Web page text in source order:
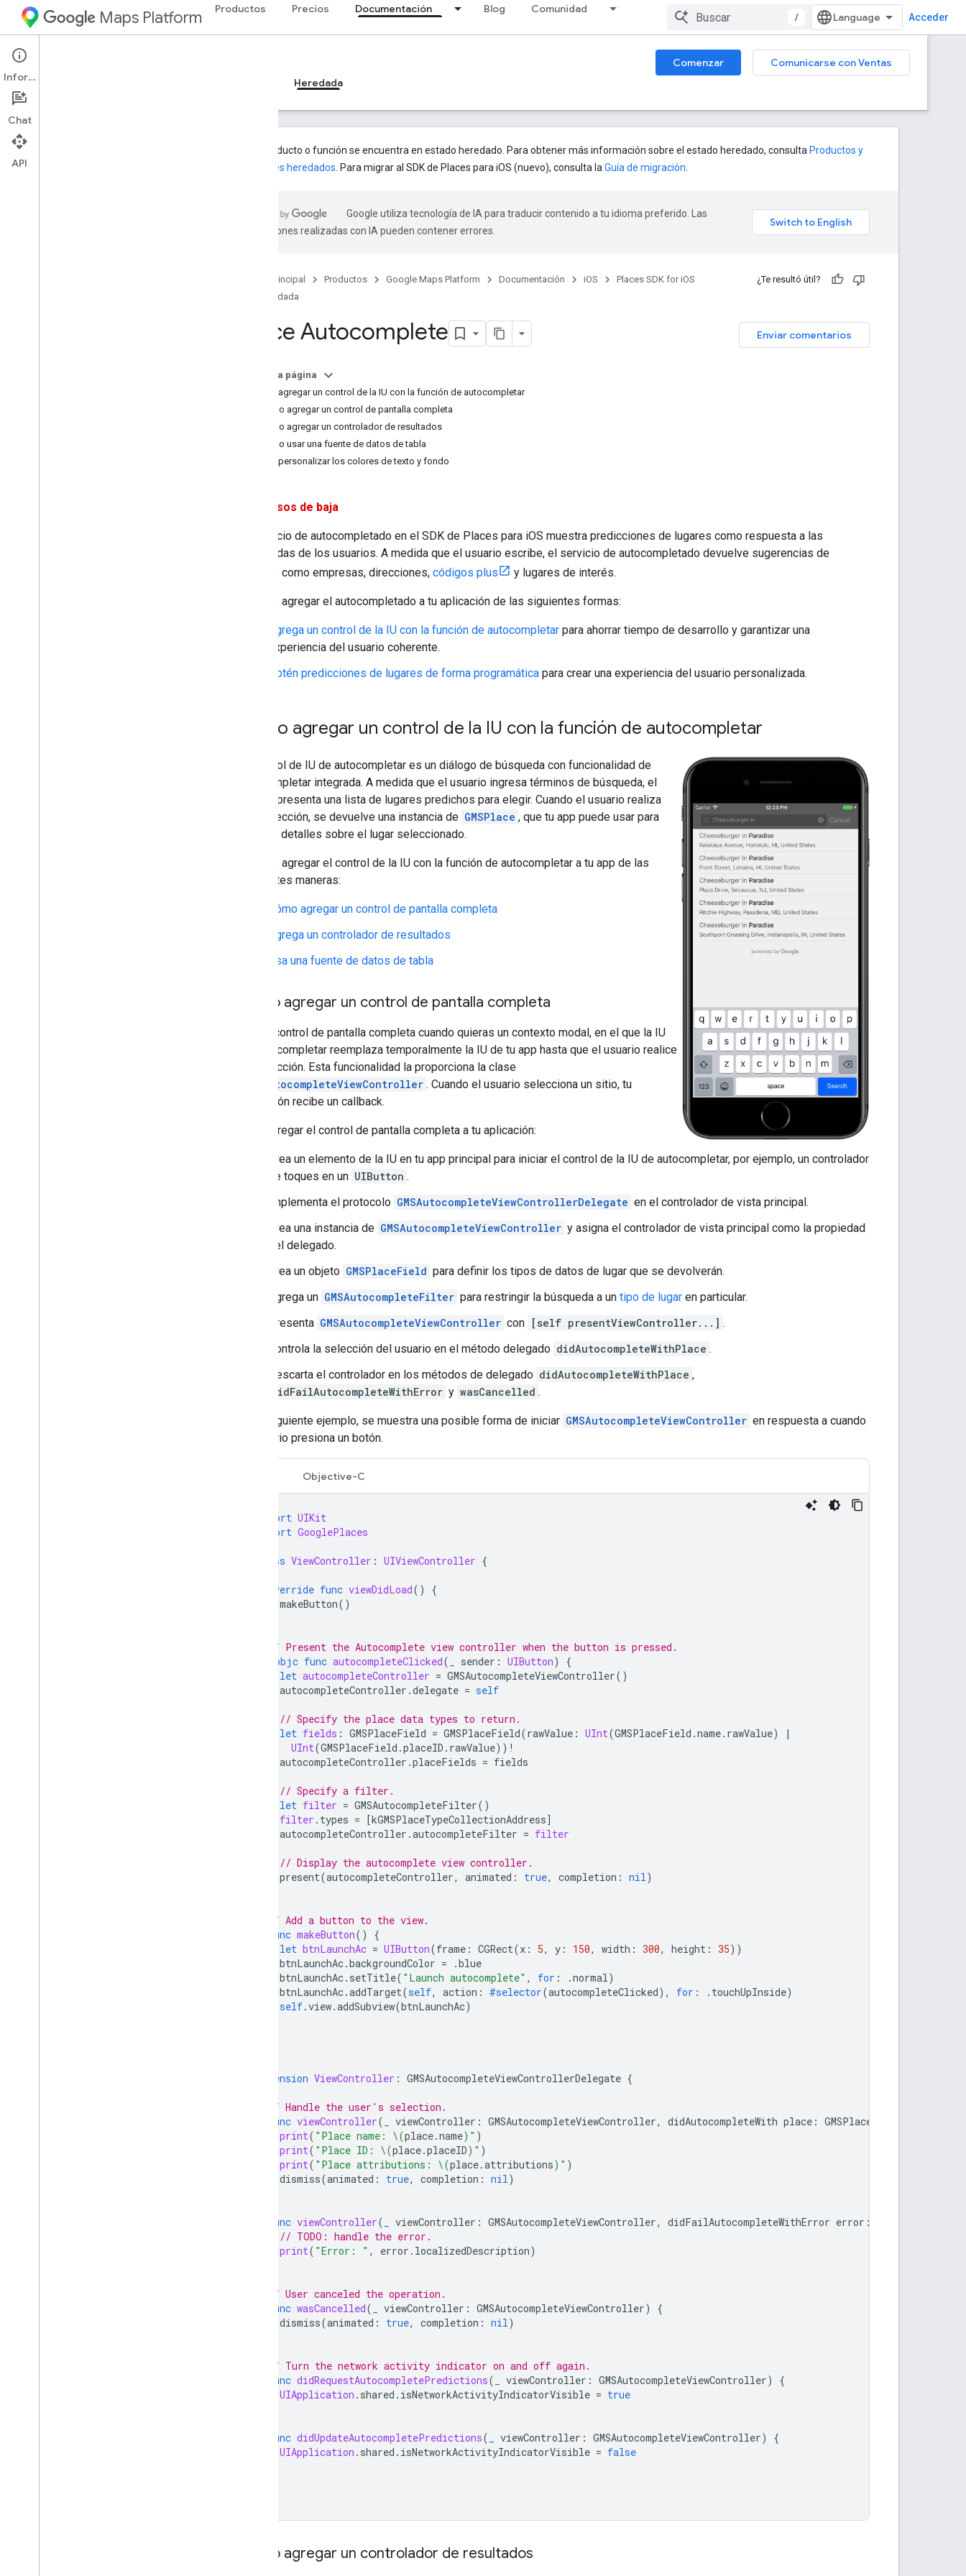
Maps Platform Productos Precios Documentación Blog Comunidad
/ Acceder
iOS Comenzar
Comunicarse con Ventas
Guías
Heredada
Este producto o función se encuentra en estado heredado. Para obtener más información sobre el estado heredado, consulta Productos y
funciones heredados . Para migrar al SDK de Places para iOS (nuevo), consulta la Guía de migración
Google utiliza tecnología de IA para traducir contenido a tu idioma preferido. Las
traducciones realizadas con IA pueden contener errores.
Página principal Productos Google Maps Platform Documentación iOS
Places SDK for iOS
Heredada
¿Te resultó útil?
Enviar comentarios
Place Autocomplete
En esta página
Cómo agregar un control de la IU con la función de autocompletar
Cómo agregar un control de pantalla completa
Cómo agregar un controlador de resultados
Cómo usar una fuente de datos de tabla
Cómo personalizar los colores de texto y fondo
Avisos de baja
El servicio de autocompletado en el SDK de Places para iOS muestra predicciones de lugares como respuesta a las
búsquedas de los usuarios. A medida que el usuario escribe, el servicio de autocompletado devuelve sugerencias de
lugares, como empresas, direcciones, códigos plus y lugares de interés.
Puedes agregar el autocompletado a tu aplicación de las siguientes formas:
Agrega un control de la IU con la función de autocompletar para ahorrar tiempo de desarrollo y garantizar una
experiencia del usuario coherente.
Obtén predicciones de lugares de forma programática para crear una experiencia del usuario personalizada.
Cómo agregar un control de la IU con la función de autocompletar
El control de IU de autocompletar es un diálogo de búsqueda con funcionalidad de
autocompletar integrada. A medida que el usuario ingresa términos de búsqueda, el
control presenta una lista de lugares predichos para elegir. Cuando el usuario realiza
una selección, se devuelve una instancia de GMSPlace , que tu app puede usar para
obtener detalles sobre el lugar seleccionado.
Puedes agregar el control de la IU con la función de autocompletar a tu app de las
siguientes maneras:
Cómo agregar un control de pantalla completa
Agrega un controlador de resultados
Usa una fuente de datos de tabla
Cómo agregar un control de pantalla completa
Usa el control de pantalla completa cuando quieras un contexto modal, en el que la IU
de autocompletar reemplaza temporalmente la IU de tu app hasta que el usuario realice
su selección. Esta funcionalidad la proporciona la clase
GMSAutocompleteViewController . Cuando el usuario selecciona un sitio, tu
aplicación recibe un callback.
Para agregar el control de pantalla completa a tu aplicación:
Crea un elemento de la IU en tu app principal para iniciar el control de la IU de autocompletar, por ejemplo, un controlador
de toques en un UIButton .
Implementa el protocolo GMSAutocompleteViewControllerDelegate en el controlador de vista principal.
Crea una instancia de GMSAutocompleteViewController y asigna el controlador de vista principal como la propiedad
del delegado.
Crea un objeto GMSPlaceField para definir los tipos de datos de lugar que se devolverán.
Agrega un GMSAutocompleteFilter para restringir la búsqueda a un tipo de lugar en particular.
Presenta GMSAutocompleteViewController con [self presentViewController...] .
Controla la selección del usuario en el método delegado didAutocompleteWithPlace .
Descarta el controlador en los métodos de delegado didAutocompleteWithPlace ,
didFailAutocompleteWithError y wasCancelled .
En el siguiente ejemplo, se muestra una posible forma de iniciar GMSAutocompleteViewController en respuesta a cuando
el usuario presiona un botón.
Objective-C
import UIKit
import GooglePlaces
class ViewController : UIViewController {
override func viewDidLoad()
{
makeButton()
// Present the Autocomplete view controller when the button is pressed.
@objc func autocompleteClicked( sender : UIButton)
{
let autocompleteController = GMSAutocompleteViewController()
autocompleteController .delegate = self
// Specify the place data types to return.
let fields : GMSPlaceField = GMSPlaceField(rawValue : UInt(GMSPlaceField .name. rawValue)
|
UInt(GMSPlaceField .placeID . rawValue)) !
autocompleteController .placeFields = fields
// Specify a filter.
let filter = GMSAutocompleteFilter()
filter . types = [kGMSPlaceTypeCollectionAddress]
autocompleteController .autocompleteFilter = filter
// Display the autocomplete view controller.
present(autocompleteController, animated : true, completion : nil)
// Add a button to the view.
func makeButton()
{
let btnLaunchAc = UIButton(frame : CGRect(x : 5, y : 150, width : 300, height : 35))
btnLaunchAc.backgroundColor = .blue
btnLaunchAc. setTitle( "Launch autocomplete" , for : .normal)
btnLaunchAc.addTarget(self, action : #selector(autocompleteClicked), for : . touchUpInside)
self.view.addSubview(btnLaunchAc)
extension ViewController : GMSAutocompleteViewControllerDelegate {
// Handle the user's selection.
func viewController( viewController : GMSAutocompleteViewController, didAutocompleteWith place : GMSPlace
print( "Place name: \(place.name) " )
print( "Place ID: \(place.placeID) " )
print( "Place attributions: \(place.attributions) " )
dismiss(animated : true, completion : nil)
func viewController( viewController : GMSAutocompleteViewController, didFailAutocompleteWithError error :
// TODO: handle the error.
print( "Error: " , error . localizedDescription)
// User canceled the operation.
func wasCancelled( viewController : GMSAutocompleteViewController)
{
dismiss(animated : true, completion : nil)
// Turn the network activity indicator on and off again.
func didRequestAutocompletePredictions( viewController : GMSAutocompleteViewController)
{
UIApplication . shared . isNetworkActivityIndicatorVisible = true
func didUpdateAutocompletePredictions( viewController : GMSAutocompleteViewController)
{
UIApplication . shared . isNetworkActivityIndicatorVisible = false
Cómo agregar un controlador de resultados
Información
Chat
API